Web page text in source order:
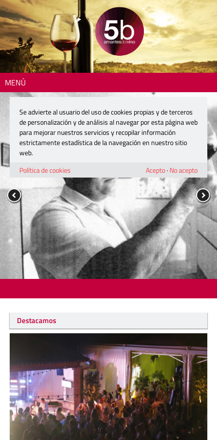
MENÚ
Destacamos
Se advierte al usuario del uso de cookies propias y de terceros
de personalización y de análisis al navegar por esta página web
para mejorar nuestros servicios y recopilar información
estrictamente estadística de la navegación en nuestro sitio
web.
Política de cookies
Acepto· No acepto